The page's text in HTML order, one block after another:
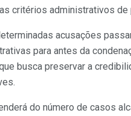
critérios administrativos de
acusações
para antes da
busca preservar a
do número de casos